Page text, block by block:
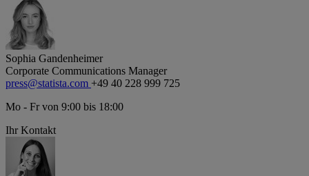
Sophia Gandenheimer
Corporate Communications Manager
press@statista.com +49 40 228 999 725
Mo - Fr von 9:00 bis 18:00
Ihr Kontakt